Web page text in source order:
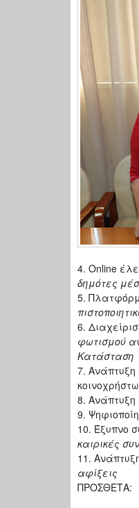
4. Online
δημότες
5.
6.
φωτισμού
Κατάσταση
7.
8.
9.
10. Έξυπνο
καιρικές
11.
αφίξεις
ΠΡΟΣΘΕΤΑ: